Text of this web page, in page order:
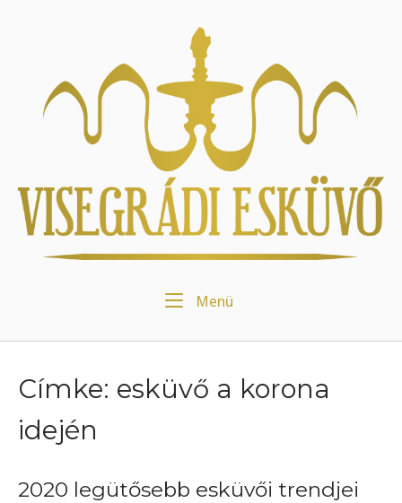
Menü
Címke: esküvő a korona
idején
2020 legütősebb esküvői trendjei